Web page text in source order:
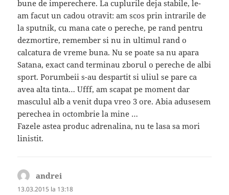
bune de imperechere. La cuplurile deja stabile, le-
am facut un cadou otravit: am scos prin intrarile de
la sputnik, cu mana cate o pereche, pe rand pentru
dezmortire, remember si nu in ultimul rand o
calcatura de vreme buna. Nu se poate sa nu apara
Satana, exact cand terminau zborul o pereche de albi
sport. Porumbeii s-au despartit si uliul se pare ca
avea alta tinta… Ufff, am scapat pe moment dar
masculul alb a venit dupa vreo 3 ore. Abia adusesem
perechea in octombrie la mine …
Fazele astea produc adrenalina, nu te lasa sa mori
linistit.
andrei
13.03.2015 la 13:18